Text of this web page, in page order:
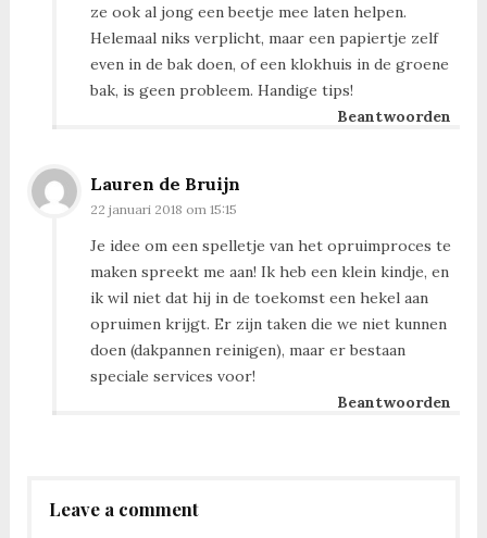
ze ook al jong een beetje mee laten helpen.
Helemaal niks verplicht, maar een papiertje zelf
even in de bak doen, of een klokhuis in de groene
bak, is geen probleem. Handige tips!
Beantwoorden
Lauren de Bruijn
22 januari 2018 om 15:15
Je idee om een spelletje van het opruimproces te
maken spreekt me aan! Ik heb een klein kindje, en
ik wil niet dat hij in de toekomst een hekel aan
opruimen krijgt. Er zijn taken die we niet kunnen
doen (dakpannen reinigen), maar er bestaan
speciale services voor!
Beantwoorden
Leave a comment